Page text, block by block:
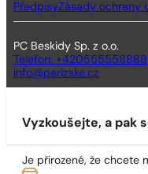
PředpisyZásady ochrany
PC Beskidy Sp. z o.o.
Telefon: +420555558888
info@parizske.cz
Vyzkoušejte, a pak
Je přirozené, že chcete